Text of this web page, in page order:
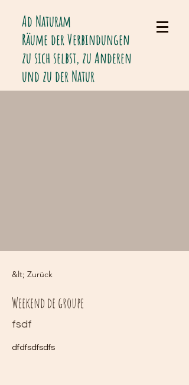
Ad Naturam
Räume der Verbindungen
zu sich selbst, zu Anderen
und zu der Natur
&lt; Zurück
Weekend de groupe
fsdf
dfdfsdfsdfs